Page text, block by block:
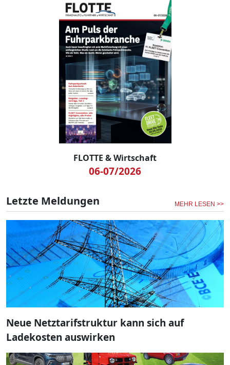
FLOTTE & Wirtschaft
06-07/2026
Letzte Meldungen MEHR LESEN >>
Neue Netztarifstruktur kann sich auf
Ladekosten auswirken